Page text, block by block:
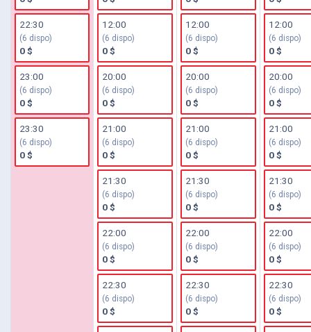
22:30
(6 dispo)
0 $
23:00
(6 dispo)
0 $
23:30
(6 dispo)
0 $
12:00
(6 dispo)
0 $
20:00
(6 dispo)
0 $
21:00
(6 dispo)
0 $
21:30
(6 dispo)
0 $
22:00
(6 dispo)
0 $
22:30
(6 dispo)
0 $
12:00
(6 dispo)
0 $
20:00
(6 dispo)
0 $
21:00
(6 dispo)
0 $
21:30
(6 dispo)
0 $
22:00
(6 dispo)
0 $
22:30
(6 dispo)
0 $
12:00
(6 dispo)
0 $
20:00
(6 dispo)
0 $
21:00
(6 dispo)
0 $
21:30
(6 dispo)
0 $
22:00
(6 dispo)
0 $
22:30
(6 dispo)
0 $